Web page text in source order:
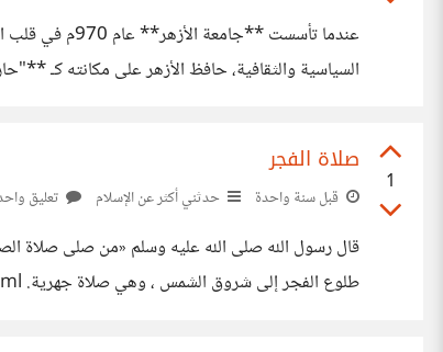
عندما تأسست
السياسية والثقافية، حافظ الأزهر على مكانته كـ
1
صلاة الفجر
قبل سنة واحدة حدثني أكثر عن الإسلام تعليق
قال رسول الله صلى الله عليه وسلم «من صلى صلاة
طلوع الفجر إلى شروق الشمس ، وهي صلاة جهرية. https://omarkhattab.blogspot.com/2024/12/blog-post.html